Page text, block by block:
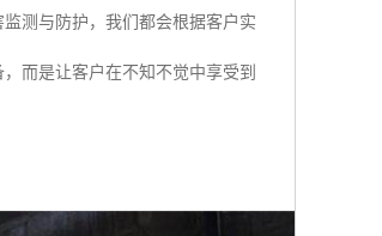
测与防护，我们都会根据客户实
而是让客户在不知不觉中享受到